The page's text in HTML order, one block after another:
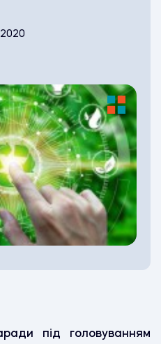
під головуванням